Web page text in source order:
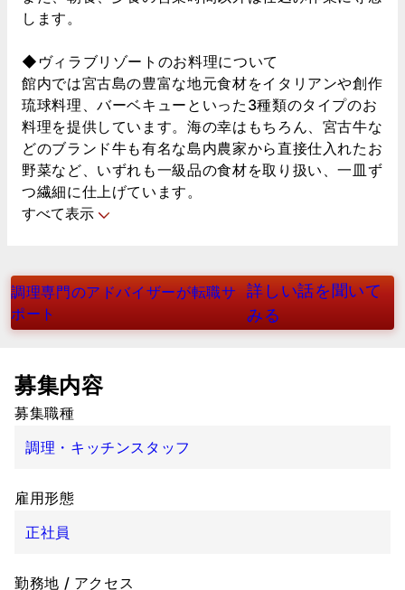
します。
◆ヴィラブリゾートのお料理について
館内では宮古島の豊富な地元食材をイタリアンや創作
琉球料理、バーベキューといった3種類のタイプのお
料理を提供しています。海の幸はもちろん、宮古牛な
どのブランド牛も有名な島内農家から直接仕入れたお
野菜など、いずれも一級品の食材を取り扱い、一皿ず
つ繊細に仕上げています。
すべて表示
調理専門のアドバイザーが転職サ
ポート
詳しい話を聞いて
みる
募集内容
募集職種
調理・キッチンスタッフ
雇用形態
正社員
勤務地 / アクセス